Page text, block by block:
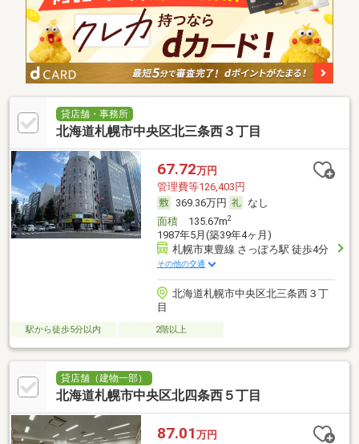
貸店舗・事務所
北海道札幌市中央区北三条西３丁目
67.72万円
管理費等126,403円
369.36万円
なし
面積135.67m2
1987年5月(築39年4ヶ月)
札幌市東豊線 さっぽろ駅 徒歩4分
その他の交通
北海道札幌市中央区北三条西３丁
目
駅から徒歩5分以内 2階以上
貸店舗（建物一部）
北海道札幌市中央区北四条西５丁目
87.01 万円